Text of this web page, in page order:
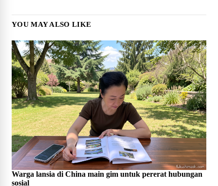
YOU MAY ALSO LIKE
Warga lansia di China main gim untuk pererat hubungan
sosial